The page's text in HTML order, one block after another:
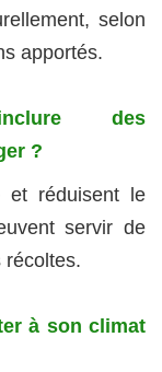
selon
apportés.
des
?
et réduisent le
servir de
récoltes.
à son climat